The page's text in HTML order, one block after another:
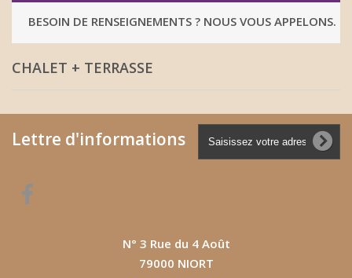
BESOIN DE RENSEIGNEMENTS ? NOUS VOUS APPELONS.
CHALET + TERRASSE
Lettre d'informations
N° 3 Rue du 4 Août
79000 NIORT